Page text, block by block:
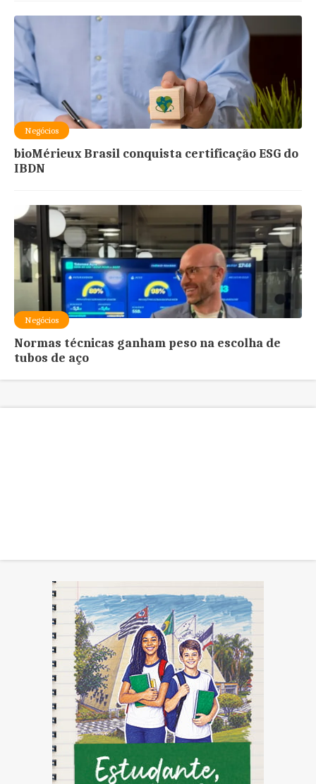
Negócios
bioMérieux Brasil conquista certificação ESG do
IBDN
Negócios
Normas técnicas ganham peso na escolha de
tubos de aço